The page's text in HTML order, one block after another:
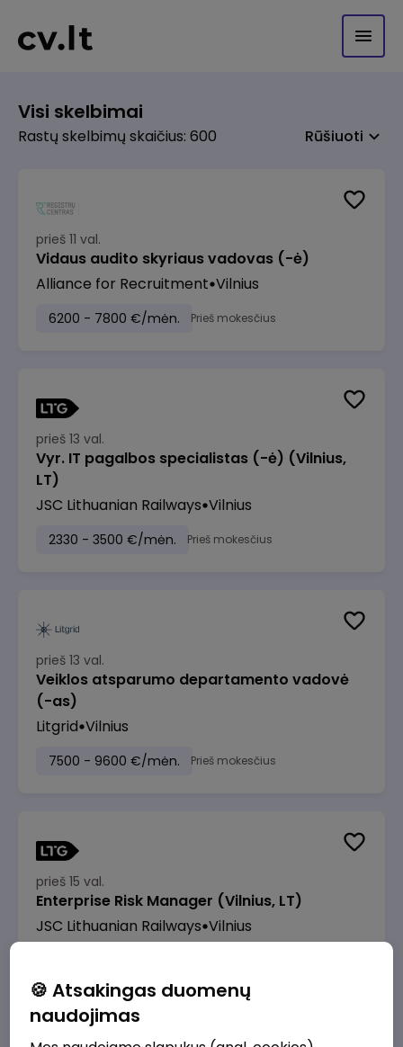
Visi skelbimai
Rastų skelbimų skaičius: 600 Rūšiuoti
prieš 11 val.
Vidaus audito skyriaus vadovas (-ė)
Alliance for Recruitment Vilnius
6200 - 7800 €/mėn. Prieš mokesčius
prieš 13 val.
Vyr. IT pagalbos specialistas (-ė) (Vilnius,
LT)
JSC Lithuanian Railways Vilnius
2330 - 3500 €/mėn. Prieš mokesčius
prieš 13 val.
Veiklos atsparumo departamento vadovė
(-as)
Litgrid Vilnius
7500 - 9600 €/mėn. Prieš mokesčius
prieš 15 val.
Enterprise Risk Manager (Vilnius, LT)
JSC Lithuanian Railways Vilnius
🍪 Atsakingas duomenų
naudojimas